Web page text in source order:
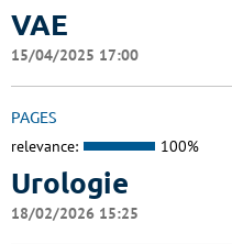
VAE
15/04/2025 17:00
PAGES
relevance: 100%
Urologie
18/02/2026 15:25